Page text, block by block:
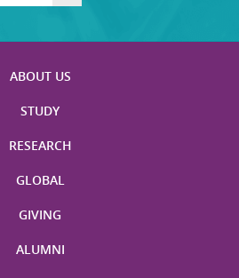
ABOUT US
STUDY
RESEARCH
GLOBAL
GIVING
ALUMNI